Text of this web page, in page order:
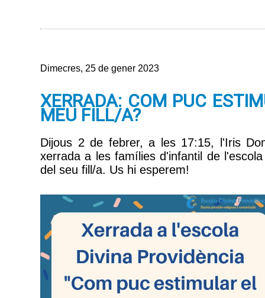
Dimecres, 25 de gener 2023
XERRADA: COM PUC
MEU FILL/A?
Dijous 2 de febrer, a les 17:15, l'Iris
xerrada a les famílies d'infantil de
del seu fill/a. Us hi esperem!